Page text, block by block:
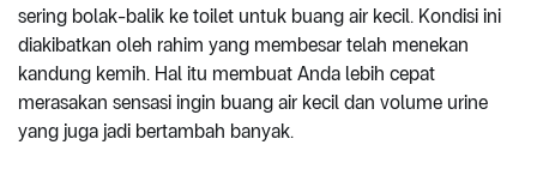
sering bolak-balik ke toilet untuk buang air kecil. Kondisi ini
diakibatkan oleh rahim yang membesar telah menekan
kandung kemih. Hal itu membuat Anda lebih cepat
merasakan sensasi ingin buang air kecil dan volume urine
yang juga jadi bertambah banyak.